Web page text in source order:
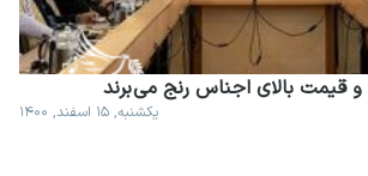
و قیمت بالای اجناس رنج می برند
یکشنبه, ۱۵ اسفند, ۱۴۰۰